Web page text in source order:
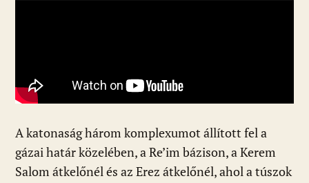
A katonaság három komplexumot állított fel a
gázai határ közelében, a Re’im bázison, a Kerem
Salom átkelőnél és az Erez átkelőnél, ahol a túszok